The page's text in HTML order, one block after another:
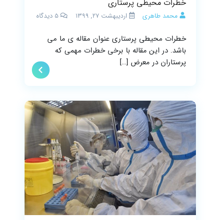
خطرات محیطی پرستاری
محمد طاهری اردیبهشت ۲۷, ۱۳۹۹ 5 دیدگاه
خطرات محیطی پرستاری عنوان مقاله ی ما می
باشد. در این مقاله با برخی خطرات مهمی که
پرستاران در معرض […]